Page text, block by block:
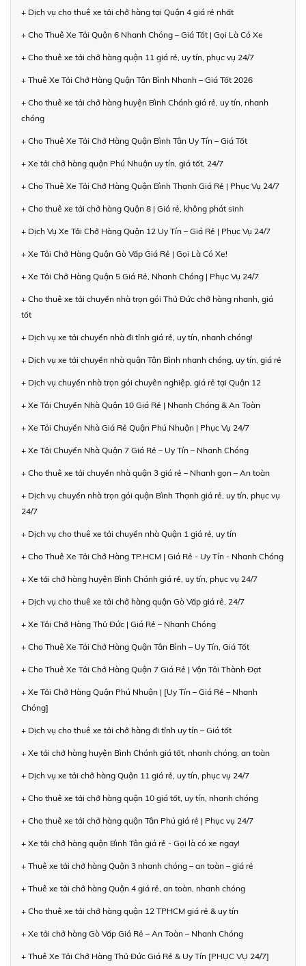
+ Dịch vụ cho thuê xe tải chở hàng tại Quận 4 giá rẻ nhất
+ Cho Thuê Xe Tải Quận 6 Nhanh Chóng – Giá Tốt | Gọi Là Có Xe
+ Cho thuê xe tải chở hàng quận 11 giá rẻ, uy tín, phục vụ 24/7
+ Thuê Xe Tải Chở Hàng Quận Tân Bình Nhanh – Giá Tốt 2026
+ Cho thuê xe tải chở hàng huyện Bình Chánh giá rẻ, uy tín, nhanh
chóng
+ Cho Thuê Xe Tải Chở Hàng Quận Bình Tân Uy Tín – Giá Tốt
+ Xe tải chở hàng quận Phú Nhuận uy tín, giá tốt, 24/7
+ Cho Thuê Xe Tải Chở Hàng Quận Bình Thạnh Giá Rẻ | Phục Vụ 24/7
+ Cho thuê xe tải chở hàng Quận 8 | Giá rẻ, không phát sinh
+ Dịch Vụ Xe Tải Chở Hàng Quận 12 Uy Tín – Giá Rẻ | Phục Vụ 24/7
+ Xe Tải Chở Hàng Quận Gò Vấp Giá Rẻ | Gọi Là Có Xe!
+ Xe Tải Chở Hàng Quận 5 Giá Rẻ, Nhanh Chóng | Phục Vụ 24/7
+ Cho thuê xe tải chuyển nhà trọn gói Thủ Đức chở hàng nhanh, giá
tốt
+ Dịch vụ xe tải chuyển nhà đi tỉnh giá rẻ, uy tín, nhanh chóng!
+ Dịch vụ xe tải chuyển nhà quận Tân Bình nhanh chóng, uy tín, giá rẻ
+ Dịch vụ chuyển nhà trọn gói chuyên nghiệp, giá rẻ tại Quận 12
+ Xe Tải Chuyển Nhà Quận 10 Giá Rẻ | Nhanh Chóng & An Toàn
+ Xe Tải Chuyển Nhà Giá Rẻ Quận Phú Nhuận | Phục Vụ 24/7
+ Xe Tải Chuyển Nhà Quận 7 Giá Rẻ – Uy Tín – Nhanh Chóng
+ Cho thuê xe tải chuyển nhà quận 3 giá rẻ – Nhanh gọn – An toàn
+ Dịch vụ chuyển nhà trọn gói quận Bình Thạnh giá rẻ, uy tín, phục vụ
24/7
+ Dịch vụ cho thuê xe tải chuyển nhà Quận 1 giá rẻ, uy tín
+ Cho Thuê Xe Tải Chở Hàng TP.HCM | Giá Rẻ - Uy Tín - Nhanh Chóng
+ Xe tải chở hàng huyện Bình Chánh giá rẻ, uy tín, phục vụ 24/7
+ Dịch vụ cho thuê xe tải chở hàng quận Gò Vấp giá rẻ, 24/7
+ Xe Tải Chở Hàng Thủ Đức | Giá Rẻ – Nhanh Chóng
+ Cho Thuê Xe Tải Chở Hàng Quận Tân Bình – Uy Tín, Giá Tốt
+ Cho Thuê Xe Tải Chở Hàng Quận 7 Giá Rẻ | Vận Tải Thành Đạt
+ Xe Tải Chở Hàng Quận Phú Nhuận | [Uy Tín – Giá Rẻ – Nhanh
Chóng]
+ Dịch vụ cho thuê xe tải chở hàng đi tỉnh uy tín – Giá tốt
+ Xe tải chở hàng huyện Bình Chánh giá tốt, nhanh chóng, an toàn
+ Dịch vụ xe tải chở hàng Quận 11 giá rẻ, uy tín, phục vụ 24/7
+ Cho thuê xe tải chở hàng quận 10 giá tốt, uy tín, nhanh chóng
+ Cho thuê xe tải chở hàng quận Tân Phú giá rẻ | Phục vụ 24/7
+ Xe tải chở hàng quận Bình Tân giá rẻ - Gọi là có xe ngay!
+ Thuê xe tải chở hàng Quận 3 nhanh chóng – an toàn – giá rẻ
+ Thuê xe tải chở hàng Quận 4 giá rẻ, an toàn, nhanh chóng
+ Cho thuê xe tải chở hàng quận 12 TPHCM giá rẻ & uy tín
+ Xe tải chở hàng Gò Vấp Giá Rẻ – An Toàn – Nhanh Chóng
+ Thuê Xe Tải Chở Hàng Thủ Đức Giá Rẻ & Uy Tín [PHỤC VỤ 24/7]